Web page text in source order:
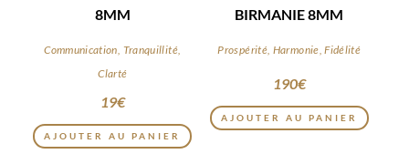
8MM
Communication, Tranquillité,
Clarté
19€
AJOUTER AU PANIER
BIRMANIE 8MM
Prospérité, Harmonie, Fidélité
190€
AJOUTER AU PANIER